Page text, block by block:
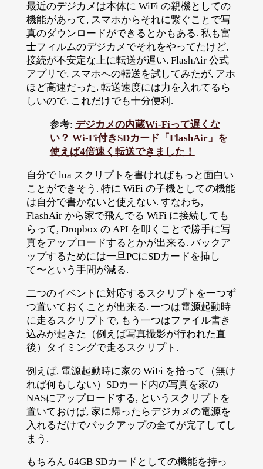
最近のデジカメは本体に WiFi の親機としての
機能があって, スマホからそれに繋ぐことで写
真のダウンロードができるとかもある. 私も富
士フィルムのデジカメでそれをやってたけど,
接続が不安定な上に転送が遅い. FlashAir 公式
アプリで, スマホへの転送を試してみたが, アホ
ほど高速だった. 転送速度には力を入れてるら
しいので, これだけでも十分便利.
参考: デジカメの内蔵Wi-Fiって遅くな
い？ Wi-Fi付きSDカード「FlashAir」を
使えば4倍速く転送できました！
自分で lua スクリプトを書ければもっと面白い
ことができそう. 特に WiFi の子機としての機能
は自分で書かないと使えない. すなわち,
FlashAir から家で飛んでる WiFi に接続しても
らって, Dropbox の API を叩くことで勝手に写
真をアップロードするとかが出来る. バックア
ップするためには一旦PCにSDカードを挿し
て〜という手間が減る.
二つのイベントに対応するスクリプトを一つず
つ置いておくことが出来る. 一つは電源起動時
に走るスクリプトで, もう一つはファイル書き
込みが起きた（例えば写真撮影が行われた直
後）タイミングで走るスクリプト.
例えば, 電源起動時に家の WiFi を拾って（無け
れば何もしない）SDカード内の写真を家の
NASにアップロードする, というスクリプトを
置いておけば, 家に帰ったらデジカメの電源を
入れるだけでバックアップの全てが完了してし
まう.
もちろん 64GB SDカードとしての機能を持っ